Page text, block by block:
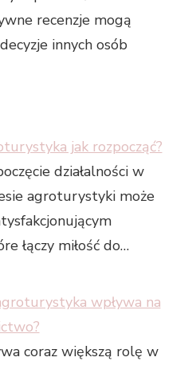
recenzje mogą
innych osób
jak rozpocząć?
działalności w
agroturystyki może
łączy miłość do…
wpływa na
coraz większą rolę w